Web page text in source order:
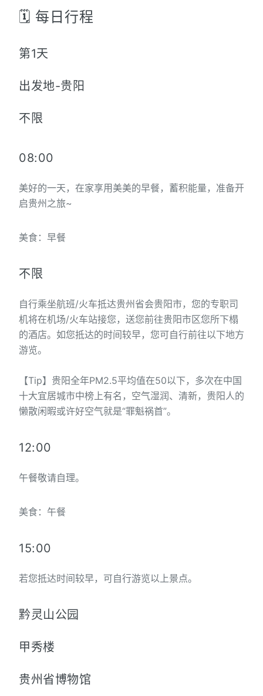
🗓️ 每日行程
第1天
出发地-贵阳
不限
08:00
美好的一天，在家享用美美的早餐，蓄积能量，准备开
启贵州之旅~
美食：早餐
不限
自行乘坐航班/火车抵达贵州省会贵阳市，您的专职司
机将在机场/火车站接您，送您前往贵阳市区您所下榻
的酒店。如您抵达的时间较早，您可自行前往以下地方
游览。
【Tip】贵阳全年PM2.5平均值在50以下，多次在中国
十大宜居城市中榜上有名，空气湿润、清新，贵阳人的
懒散闲暇或许好空气就是“罪魁祸首”。
12:00
午餐敬请自理。
美食：午餐
15:00
若您抵达时间较早，可自行游览以上景点。
黔灵山公园
甲秀楼
贵州省博物馆